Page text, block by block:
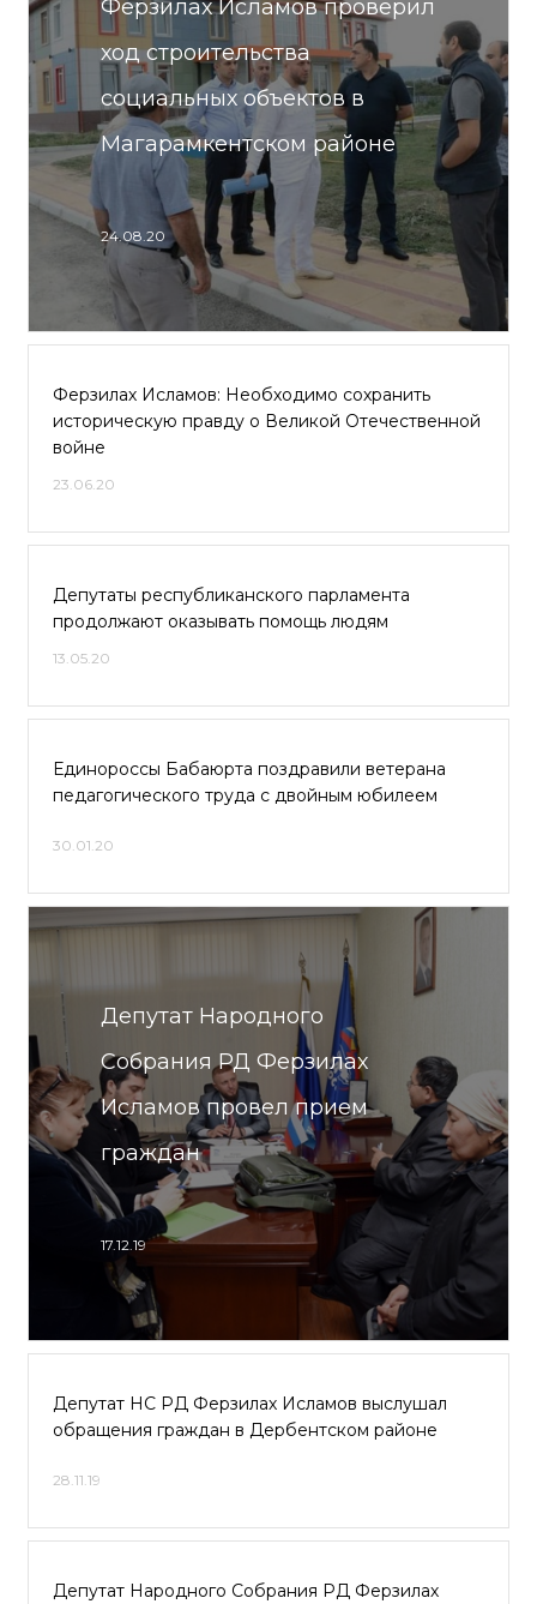
Ферзилах Исламов проверил
ход строительства
социальных объектов в
Магарамкентском районе
24.08.20
Ферзилах Исламов: Необходимо сохранить
историческую правду о Великой Отечественной
войне
23.06.20
Депутаты республиканского парламента
продолжают оказывать помощь людям
13.05.20
Единороссы Бабаюрта поздравили ветерана
педагогического труда с двойным юбилеем
30.01.20
Депутат Народного
Собрания РД Ферзилах
Исламов провел прием
граждан
17.12.19
Депутат НС РД Ферзилах Исламов выслушал
обращения граждан в Дербентском районе
28.11.19
Депутат Народного Собрания РД Ферзилах